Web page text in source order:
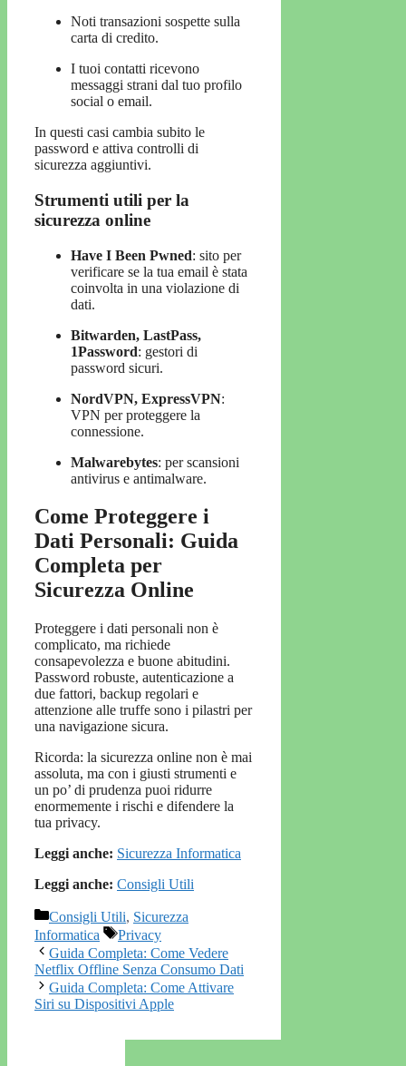
Noti transazioni sospette sulla
carta di credito.
I tuoi contatti ricevono
messaggi strani dal tuo profilo
social o email.
In questi casi cambia subito le
password e attiva controlli di
sicurezza aggiuntivi.
Strumenti utili per la
sicurezza online
Have I Been Pwned: sito per
verificare se la tua email è stata
coinvolta in una violazione di
dati.
Bitwarden, LastPass,
1Password: gestori di
password sicuri.
NordVPN, ExpressVPN:
VPN per proteggere la
connessione.
Malwarebytes: per scansioni
antivirus e antimalware.
Come Proteggere i
Dati Personali: Guida
Completa per
Sicurezza Online
Proteggere i dati personali non è
complicato, ma richiede
consapevolezza e buone abitudini.
Password robuste, autenticazione a
due fattori, backup regolari e
attenzione alle truffe sono i pilastri per
una navigazione sicura.
Ricorda: la sicurezza online non è mai
assoluta, ma con i giusti strumenti e
un po’ di prudenza puoi ridurre
enormemente i rischi e difendere la
tua privacy.
Leggi anche: Sicurezza Informatica
Leggi anche: Consigli Utili
Categorie
Consigli Utili, Sicurezza
Informatica
Tag
Privacy
Guida Completa: Come Vedere
Netflix Offline Senza Consumo Dati
Guida Completa: Come Attivare
Siri su Dispositivi Apple